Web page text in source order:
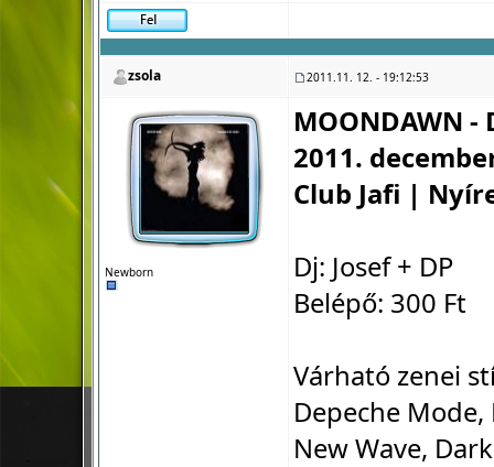
zsola 2011.11. 12. - 19:12:53
Newborn
MOONDAWN -
2011.
Club Jafi |
Dj: Josef + DP
Belépő: 300 Ft
Várható zenei
Depeche Mode,
New Wave,